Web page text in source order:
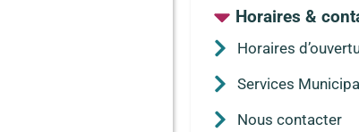
Horaires &
Horaires
Services
Nous contacter